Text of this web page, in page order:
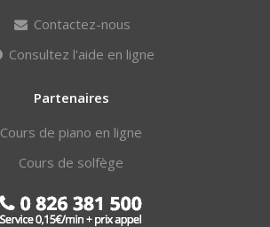
Contactez-nous
Consultez l'aide en ligne
Partenaires
Cours de piano en ligne
Cours de solfège